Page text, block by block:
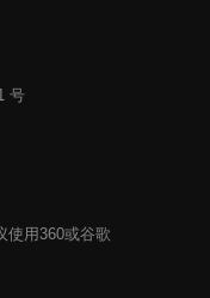
号
使用360或谷歌